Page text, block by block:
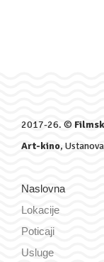
2017-26. ©
Art-kino,
Naslovna
Lokacije
Poticaji
Usluge